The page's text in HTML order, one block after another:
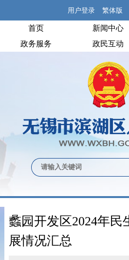
用户登录 繁体版
首页 新闻中心
政务服务
政民互动
蠡园开发区2024年民
展情况汇总